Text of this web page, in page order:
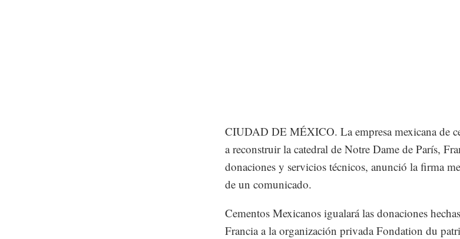
CIUDAD DE MÉXICO. La empresa mexicana de
a reconstruir la catedral de Notre Dame de París,
donaciones y servicios técnicos, anunció la firma
de un comunicado.
Cementos Mexicanos igualará las donaciones
Francia a la organización privada Fondation du